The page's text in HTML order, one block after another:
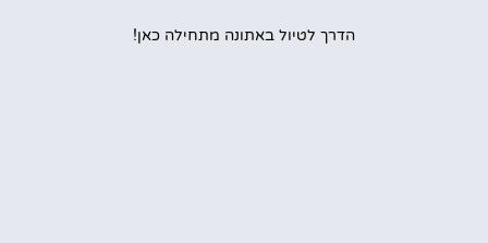
הדרך לטיול באתונה מתחילה כאן!